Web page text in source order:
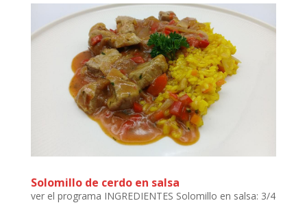
Solomillo de cerdo en salsa
ver el programa INGREDIENTES Solomillo en salsa: 3/4